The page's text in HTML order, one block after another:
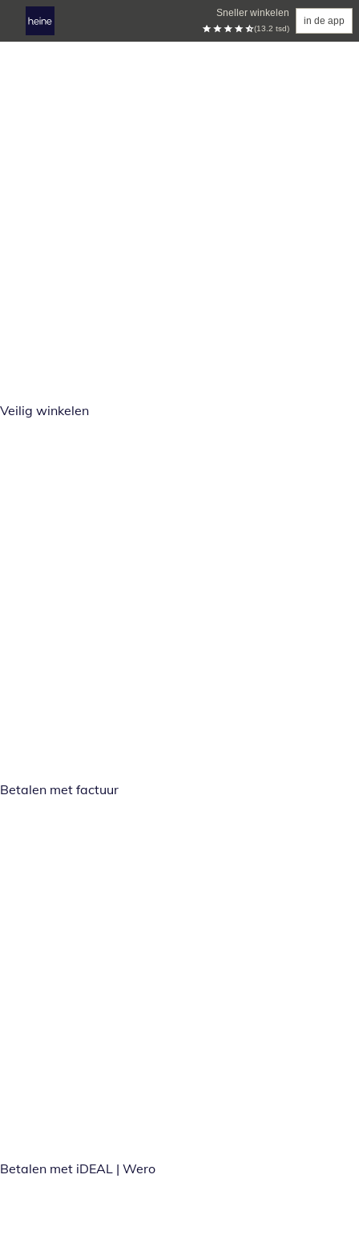
Sneller winkelen
(13.2 tsd)
in de app
Veilig winkelen
Betalen met factuur
Betalen met iDEAL | Wero